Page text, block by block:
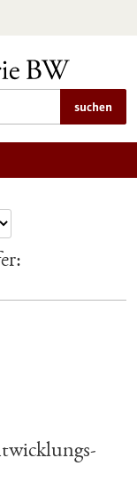
suchen